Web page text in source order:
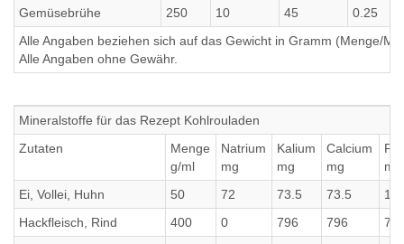
Gemüsebrühe
250 10 45
0.25
Alle Angaben beziehen sich auf das Gewicht in Gramm (Menge/
Alle Angaben ohne Gewähr.
Mineralstoffe für das Rezept Kohlrouladen
Zutaten
Menge
g/ml
Natrium
mg
Kalium
mg
Calcium
mg
mg
Ei, Vollei, Huhn
50 72 73.5 73.5
Hackfleisch, Rind
400 0 796 796